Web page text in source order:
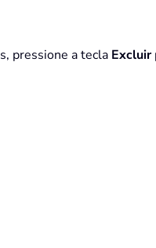
pressione a tecla Excluir